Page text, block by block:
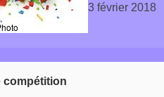
3 février 2018
compétition